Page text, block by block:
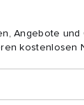
Angebote und
kostenlosen